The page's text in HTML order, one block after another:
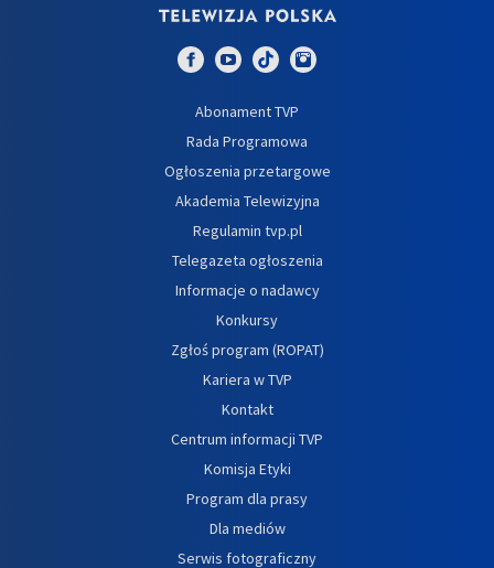
Abonament TVP
Rada Programowa
Ogłoszenia przetargowe
Akademia Telewizyjna
Regulamin tvp.pl
Telegazeta ogłoszenia
Informacje o nadawcy
Konkursy
Zgłoś program (ROPAT)
Kariera w TVP
Kontakt
Centrum informacji TVP
Komisja Etyki
Program dla prasy
Dla mediów
Serwis fotograficzny